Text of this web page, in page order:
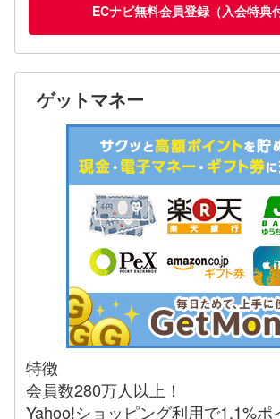
ECナビ無料会員登録（入会特典
ゲットマネー
特徴
会員数280万人以上！
Yahoo!ショッピング利用で1.1%ポ